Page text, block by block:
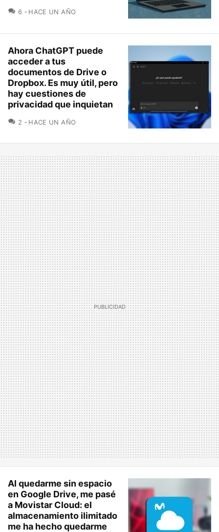
6 COMENTARIOS
HACE UN AÑO
Ahora ChatGPT puede
acceder a tus
documentos de Drive o
Dropbox. Es muy útil, pero
hay cuestiones de
privacidad que inquietan
2 COMENTARIOS
HACE UN AÑO
Al quedarme sin espacio
en Google Drive, me pasé
a Movistar Cloud: el
almacenamiento ilimitado
me ha hecho quedarme